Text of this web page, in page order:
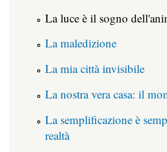
La luce è il sogno
La maledizione
La mia città invisibile
La nostra vera casa: il
La semplificazione è
realtà